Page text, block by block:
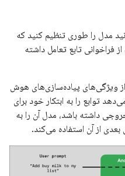
مدل را طوری تنظیم کنید که
فراخوانی تابع تعامل داشته
از ویژگی‌های پیاده‌سازی‌های هوش
توابع را به ابتکار خود برای
داشته باشد، مدل آن را به
از آن استفاده می‌کند.